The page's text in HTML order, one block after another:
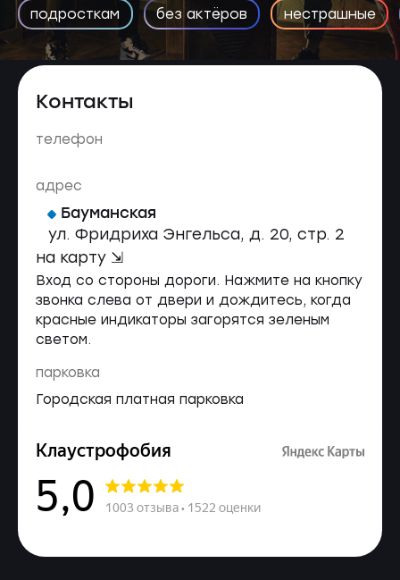
подросткам без актёров нестрашные
Контакты
телефон
адрес
Бауманская
ул. Фридриха Энгельса, д. 20, стр. 2
на карту ⇲
Вход со стороны дороги. Нажмите на кнопку
звонка слева от двери и дождитесь, когда
красные индикаторы загорятся зеленым
светом.
парковка
Городская платная парковка